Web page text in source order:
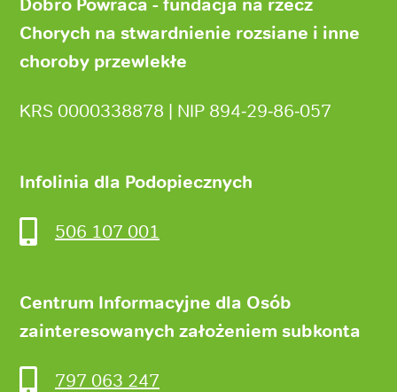
Chorych na stwardnienie rozsiane i inne
choroby przewlekłe
KRS 0000338878 | NIP 894‑29‑86‑057
Infolinia dla Podopiecznych
506 107 001
Centrum Informacyjne dla Osób
zainteresowanych założeniem subkonta
797 063 247